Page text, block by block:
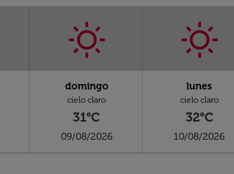
domingo
cielo claro
31°C
09/08/2026
lunes
cielo claro
32°C
10/08/2026